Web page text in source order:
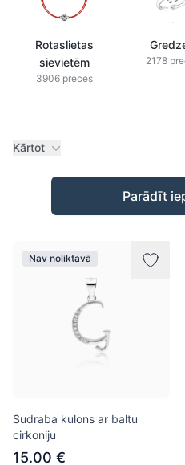
Rotaslietas
sievietēm
3906 preces
2178
Kārtot
Preces
Parādīt
Nav noliktavā
Sudraba kulons ar baltu
cirkoniju
15.00 €